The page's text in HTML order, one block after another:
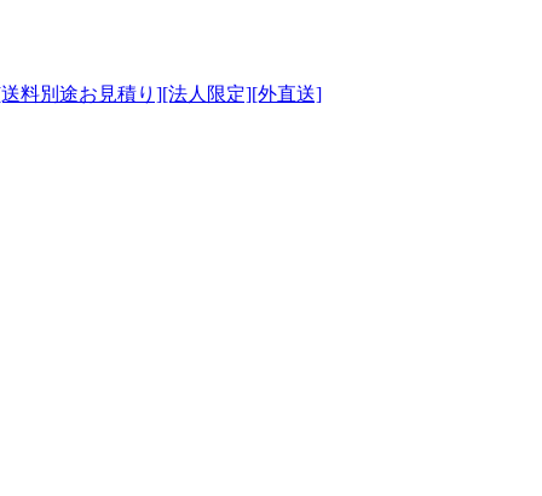
料別途お見積り][法人限定][外直送]